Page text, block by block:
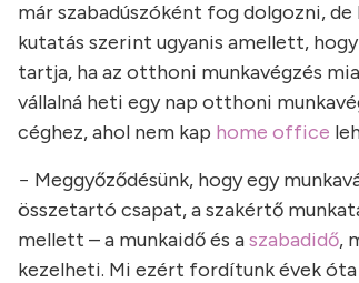
már szabadúszóként fog dolgozni,
kutatás szerint ugyanis amellett,
tartja, ha az otthoni munkavégzés
vállalná heti egy nap otthoni
céghez, ahol nem kap home office
− Meggyőződésünk, hogy egy
összetartó csapat, a szakértő
mellett – a munkaidő és aszabadidő,
kezelheti. Mi ezért fordítunk évek